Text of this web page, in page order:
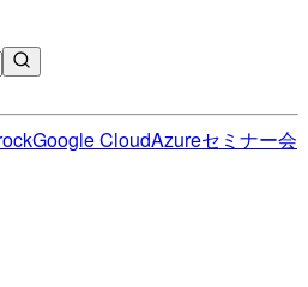
Google CloudAzureセミナー会